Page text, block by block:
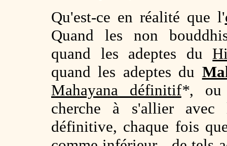
Qu'est-ce en réalité que l'
Quand les non
quand les adeptes du
quand les adeptes du
Mahayana définitif*,
cherche à s'allier
définitive, chaque fois